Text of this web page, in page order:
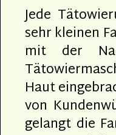
Jede
sehr kleinen
mit der
Haut
von
gelangt die